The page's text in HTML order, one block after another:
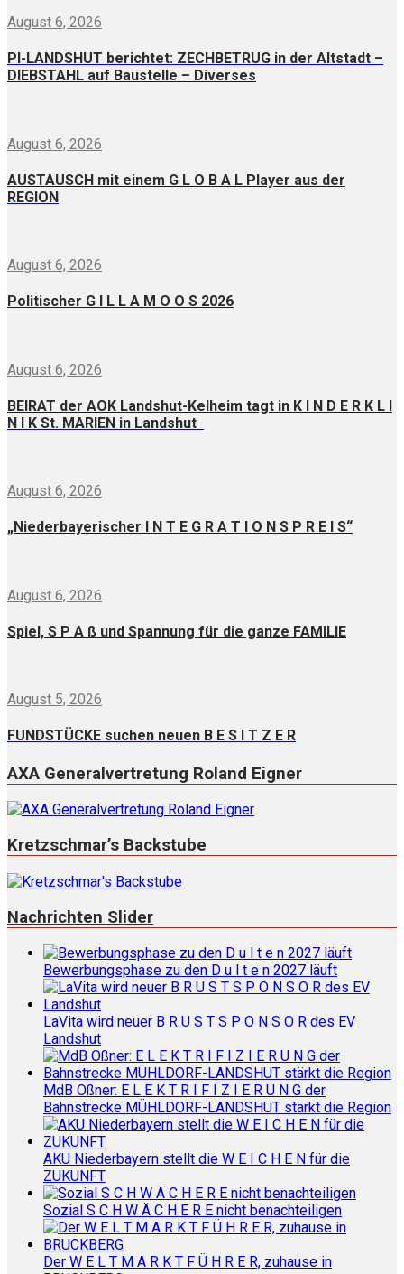
August 6, 2026
PI-LANDSHUT berichtet: ZECHBETRUG in der Altstadt –
DIEBSTAHL auf Baustelle – Diverses
August 6, 2026
AUSTAUSCH mit einem G L O B A L Player aus der
REGION
August 6, 2026
Politischer G I L L A M O O S 2026
August 6, 2026
BEIRAT der AOK Landshut-Kelheim tagt in K I N D E R K L I
N I K St. MARIEN in Landshut
August 6, 2026
„Niederbayerischer I N T E G R A T I O N S P R E I S“
August 6, 2026
Spiel, S P A ß und Spannung für die ganze FAMILIE
August 5, 2026
FUNDSTÜCKE suchen neuen B E S I T Z E R
AXA Generalvertretung Roland Eigner
Kretzschmar’s Backstube
Nachrichten Slider
Bewerbungsphase zu den D u l t e n 2027 läuft
LaVita wird neuer B R U S T S P O N S O R des EV
Landshut
MdB Oßner: E L E K T R I F I Z I E R U N G der
Bahnstrecke MÜHLDORF-LANDSHUT stärkt die Region
AKU Niederbayern stellt die W E I C H E N für die
ZUKUNFT
Sozial S C H W Ä C H E R E nicht benachteiligen
Der W E L T M A R K T F Ü H R E R, zuhause in